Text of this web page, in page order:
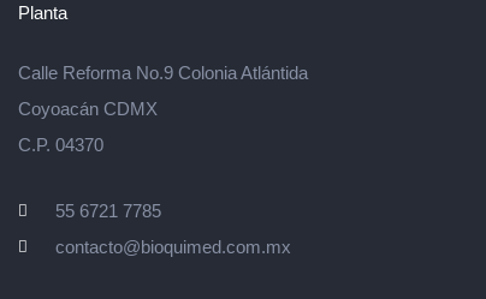
Planta
Calle Reforma No.9 Colonia Atlántida
Coyoacán CDMX
C.P. 04370
55 6721 7785
contacto@bioquimed.com.mx